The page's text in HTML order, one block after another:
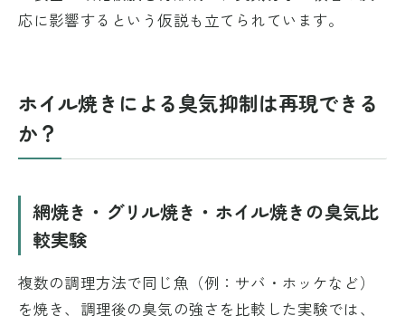
応に影響するという仮説も立てられています。
ホイル焼きによる臭気抑制は再現できる
か？
網焼き・グリル焼き・ホイル焼きの臭気比
較実験
複数の調理方法で同じ魚（例：サバ・ホッケなど）
を焼き、調理後の臭気の強さを比較した実験では、